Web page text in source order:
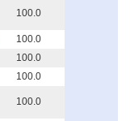
100.0
100.0
100.0
100.0
100.0